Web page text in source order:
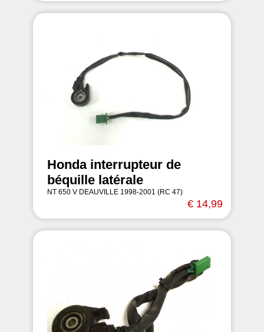
Honda interrupteur de
béquille latérale
NT 650 V DEAUVILLE 1998-2001 (RC 47)
€ 14,99